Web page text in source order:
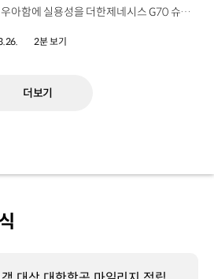
세단의 우아함에 실용성을 더한제네시스 G70 슈팅브레이크. 후면까지 매끄럽게 확장된 스포티한 실루엣,최대 1,535L의 넓은 러기지 공간까지. 스포츠 세단의 새로운 기준을 만드는제네시스 G70 슈팅브레이크를 영상으로 확인해 보세요. #제네시스 #G70슈팅브레이크 #스포츠세단 #모빌리티 #GENESIS #G70ShootingBrake
2분 보기
더보기